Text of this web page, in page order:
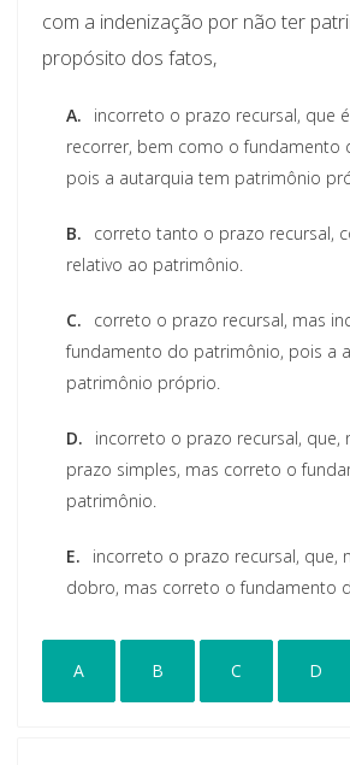
com a indenização por não ter
propósito dos fatos,
A.
incorreto o prazo recursal, que
recorrer, bem como o fundamento
pois a autarquia tem patrimônio
B.
correto tanto o prazo recursal,
relativo ao patrimônio.
C.
correto o prazo recursal, mas
fundamento do patrimônio, pois a
patrimônio próprio.
D.
incorreto o prazo recursal, que,
prazo simples, mas correto o
patrimônio.
E.
incorreto o prazo recursal, que,
dobro, mas correto o fundamento
A B C D